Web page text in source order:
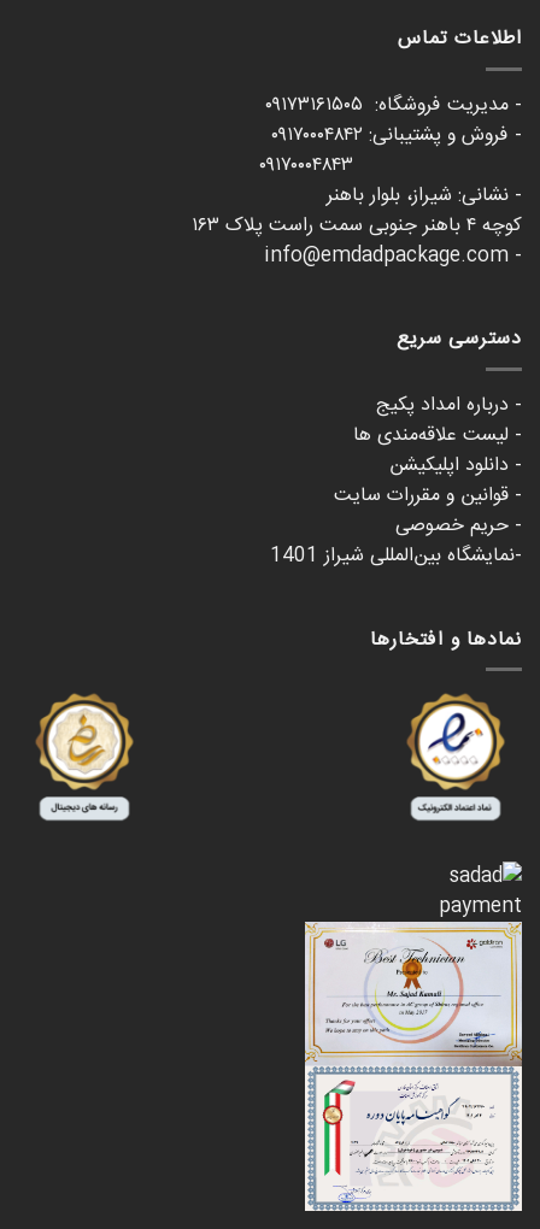
اطلاعات تماس
- مدیریت فروشگاه: ۰۹۱۷۳۱۶۱۵۰۵
- فروش و پشتیبانی: ۰۹۱۷۰۰۰۴۸۴۲
- نشانی: شیراز، بلوار باهنر
کوچه ۴ باهنر جنوبی سمت راست پلاک ۱۶۳
- info@emdadpackage.com
دسترسی سریع
- درباره امداد پکیج
- لیست علاقه‌مندی ها
- دانلود اپلیکیشن
- قوانین و مقررات سایت
- حریم خصوصی
-نمایشگاه بین‌المللی شیراز 1401
نمادها و افتخارها